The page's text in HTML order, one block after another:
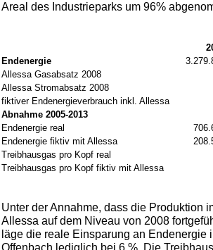
Areal des Industrieparks um 96%
Endenergie
Allessa Gasabsatz 2008
Allessa Stromabsatz 2008
fiktiver Endenergieverbrauch inkl. Allessa
Abnahme 2005-2013
Endenergie real
Endenergie fiktiv mit Allessa
Treibhausgas pro Kopf real
Treibhausgas pro Kopf fiktiv mit Allessa
Unter der Annahme, dass die Produktion
Allessa auf dem Niveau von 2008
läge die reale Einsparung an Endenergie
Offenbach lediglich bei 6 %. Die